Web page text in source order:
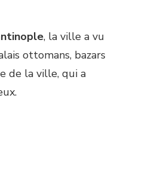
, la ville a vu
ottomans, bazars
de la ville, qui a